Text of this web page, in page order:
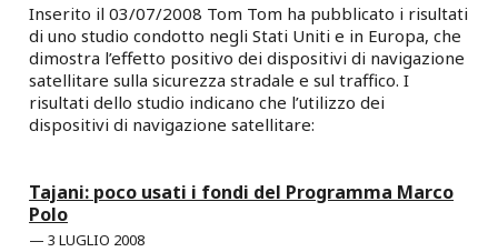
Inserito il 03/07/2008 Tom Tom ha pubblicato i risultati
di uno studio condotto negli Stati Uniti e in Europa, che
dimostra l’effetto positivo dei dispositivi di navigazione
satellitare sulla sicurezza stradale e sul traffico. I
risultati dello studio indicano che l’utilizzo dei
dispositivi di navigazione satellitare:
Tajani: poco usati i fondi del Programma Marco
Polo
3 LUGLIO 2008